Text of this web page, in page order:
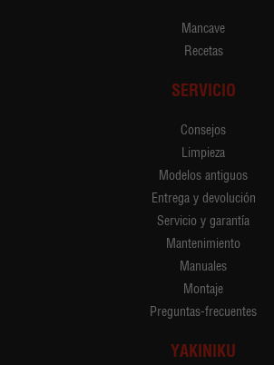
Mancave
Recetas
SERVICIO
Consejos
Limpieza
Modelos antiguos
Entrega y devolución
Servicio y garantía
Mantenimiento
Manuales
Montaje
Preguntas-frecuentes
YAKINIKU